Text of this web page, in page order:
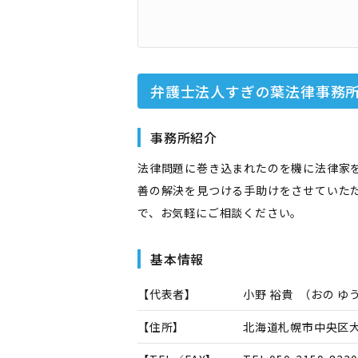
弁護士法人すぎの葉法律事務
事務所紹介
法律問題に巻き込まれたのを機に法律家
善の解決を見つける手助けをさせていた
で、お気軽にご相談ください。
基本情報
【代表者】 小野 裕貴 （おの ゆ
【住所】 北海道札幌市中央区